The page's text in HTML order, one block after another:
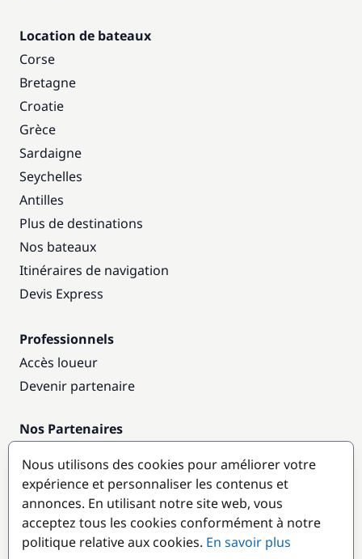
Location de bateaux
Corse
Bretagne
Croatie
Grèce
Sardaigne
Seychelles
Antilles
Plus de destinations
Nos bateaux
Itinéraires de navigation
Devis Express
Professionnels
Accès loueur
Devenir partenaire
Nos Partenaires
Destinations populaires
Nous utilisons des cookies pour améliorer votre
expérience et personnaliser les contenus et
annonces. En utilisant notre site web, vous
acceptez tous les cookies conformément à notre
politique relative aux cookies. En savoir plus